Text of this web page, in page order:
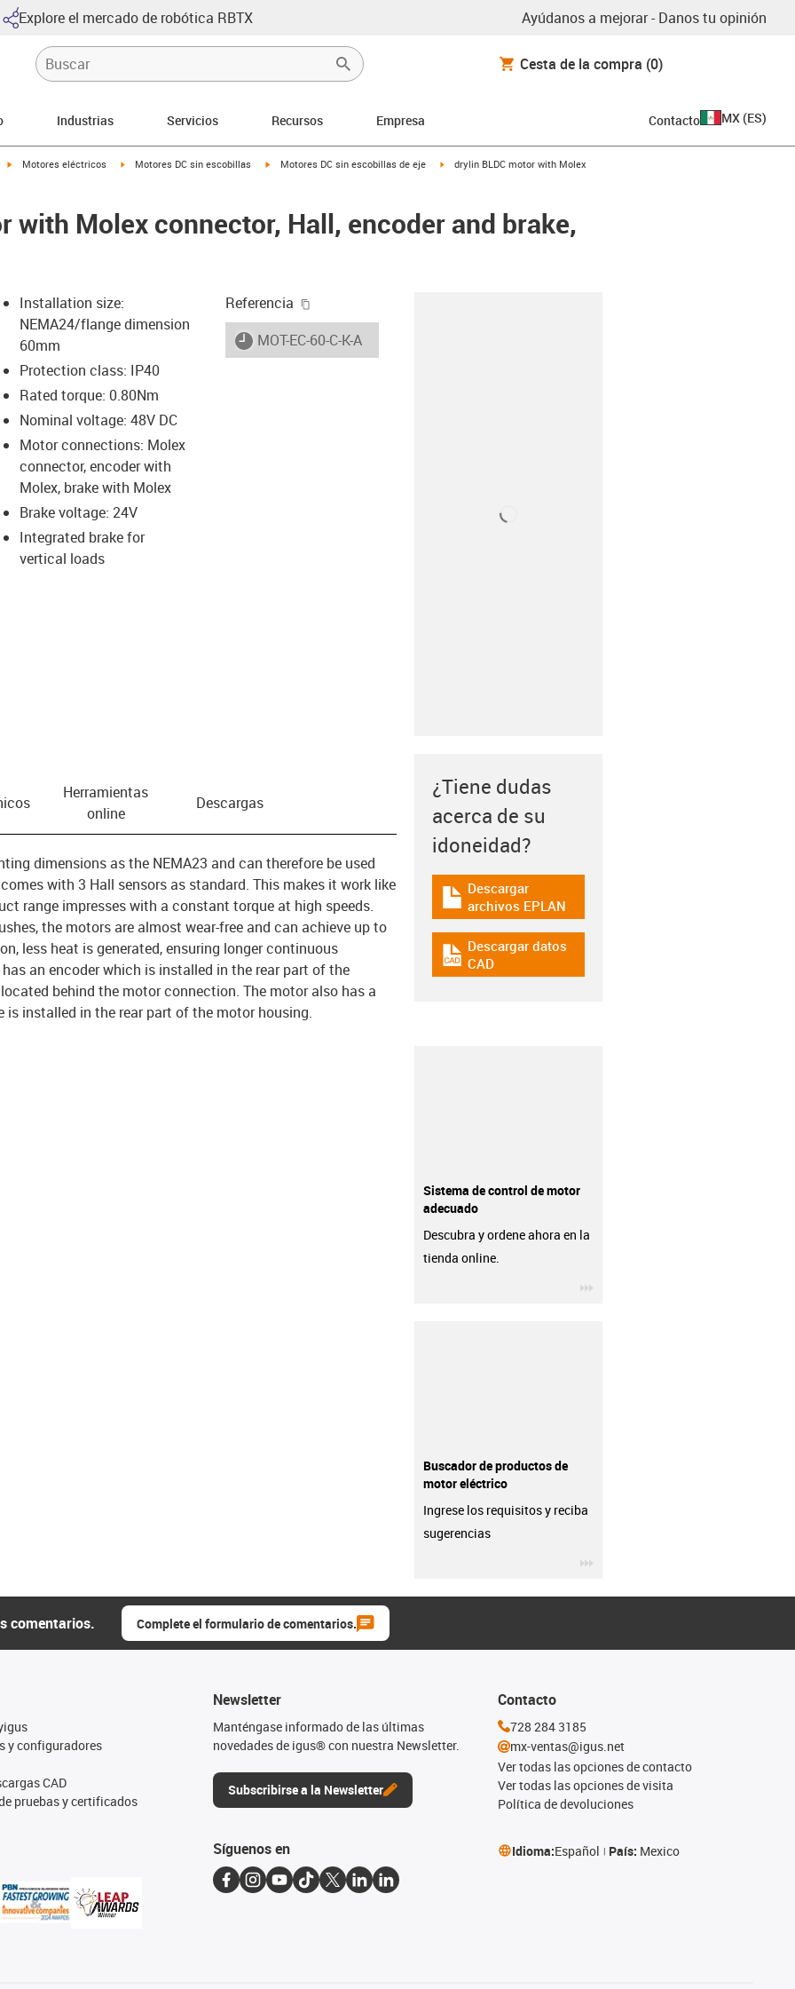
Explore el mercado de robótica RBTX Ayúdanos a mejorar - Danos tu opinión
Cesta de la compra (0)
Industrias Servicios Recursos Empresa Contacto MX (ES)
igus-icon-arrow-right
Motores eléctricos igus-icon-arrow-right
Motores DC sin escobillas igus-icon-arrow-right
Motores DC sin escobillas de eje igus-icon-arrow-right
drylin BLDC motor with Molex
with Molex connector, Hall, encoder and brake,
lupe
lupe
lupe
lupe
icon-arrow-right
Installation size:
NEMA24/flange dimension
60mm
Protection class: IP40
Rated torque: 0.80Nm
Nominal voltage: 48V DC
Motor connections: Molex
connector, encoder with
Molex, brake with Molex
Brake voltage: 24V
Integrated brake for
vertical loads
Referencia
igus-icon-lieferzeit
MOT-EC-60-C-K-A
Herramientas
online
Descargas
dimensions as the NEMA23 and can therefore be used
with 3 Hall sensors as standard. This makes it work like
range impresses with a constant torque at high speeds.
the motors are almost wear-free and can achieve up to
less heat is generated, ensuring longer continuous
an encoder which is installed in the rear part of the
behind the motor connection. The motor also has a
is installed in the rear part of the motor housing.
¿Tiene dudas
acerca de su
idoneidad?
igus-icon-download-plan
Descargar
archivos EPLAN
igus-icon-cad-dateien
Descargar datos
CAD
Sistema de control de motor
adecuado
Descubra y ordene ahora en la
tienda online.
Buscador de productos de
motor eléctrico
Ingrese los requisitos y reciba
sugerencias
comentarios. Complete el formulario de comentarios.
y configuradores
CAD
pruebas y certificados
Newsletter
Manténgase informado de las últimas
novedades de igus® con nuestra Newsletter.
Subscribirse a la Newsletter
Contacto
728 284 3185
mx-ventas@igus.net
Ver todas las opciones de contacto
Ver todas las opciones de visita
Política de devoluciones
Síguenos en Idioma:Español País: Mexico